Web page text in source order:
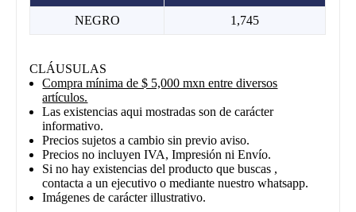
NEGRO 1,745
CLÁUSULAS
Compra mínima de $ 5,000 mxn entre diversos
artículos.
Las existencias aqui mostradas son de carácter
informativo.
Precios sujetos a cambio sin previo aviso.
Precios no incluyen IVA, Impresión ni Envío.
Si no hay existencias del producto que buscas ,
contacta a un ejecutivo o mediante nuestro whatsapp.
Imágenes de carácter illustrativo.